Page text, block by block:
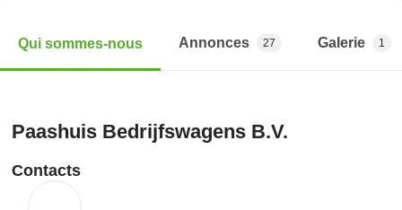
Qui sommes-nous Annonces 27 Galerie 1
Paashuis Bedrijfswagens B.V.
Contacts